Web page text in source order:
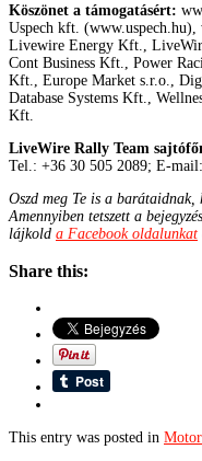
Köszönet a támogatásért:
Uspech kft.
Livewire Energy Kft.,
Cont Business Kft., Power
Kft., Europe Market s.r.o.,
Database Systems Kft.,
Kft.
LiveWire Rally Team
Tel.: +36 30 505 2089; E-
Oszd meg Te is a
Amennyiben tetszett a
lájkold a Facebook oldalunkat
Share this:
This entry was posted in